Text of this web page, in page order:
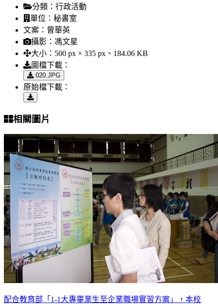
分類： 行政活動
單位： 秘書室
文案： 曾華英
攝影： 馮文星
大小： 500 px × 335 px、184.06 KB
圖檔下載：
020.JPG
原始檔下載：
相關圖片
配合教育部「1-1大專畢業生至企業職場實習方案」，本校